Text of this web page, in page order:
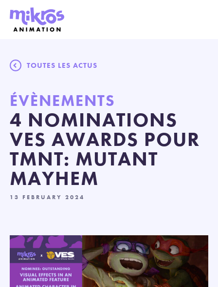
TOUTES LES ACTUS
ÉVÈNEMENTS
4 NOMINATIONS
VES AWARDS POUR
TMNT: MUTANT
MAYHEM
13 FEBRUARY 2024